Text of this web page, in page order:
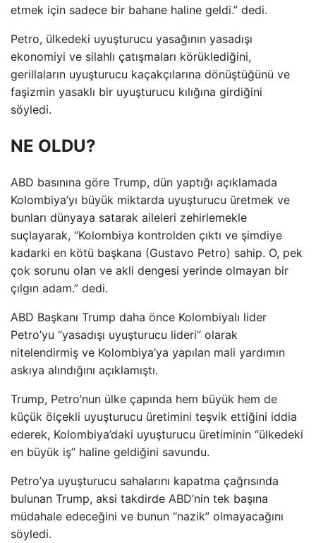
etmek için sadece bir bahane haline geldi.” dedi.
Petro, ülkedeki uyuşturucu yasağının yasadışı
ekonomiyi ve silahlı çatışmaları körüklediğini,
gerillaların uyuşturucu kaçakçılarına dönüştüğünü ve
faşizmin yasaklı bir uyuşturucu kılığına girdiğini
söyledi.
NE OLDU?
ABD basınına göre Trump, dün yaptığı açıklamada
Kolombiya’yı büyük miktarda uyuşturucu üretmek ve
bunları dünyaya satarak aileleri zehirlemekle
suçlayarak, “Kolombiya kontrolden çıktı ve şimdiye
kadarki en kötü başkana (Gustavo Petro) sahip. O, pek
çok sorunu olan ve akli dengesi yerinde olmayan bir
çılgın adam.” dedi.
ABD Başkanı Trump daha önce Kolombiyalı lider
Petro’yu “yasadışı uyuşturucu lideri” olarak
nitelendirmiş ve Kolombiya’ya yapılan mali yardımın
askıya alındığını açıklamıştı.
Trump, Petro’nun ülke çapında hem büyük hem de
küçük ölçekli uyuşturucu üretimini teşvik ettiğini iddia
ederek, Kolombiya’daki uyuşturucu üretiminin “ülkedeki
en büyük iş” haline geldiğini savundu.
Petro’ya uyuşturucu sahalarını kapatma çağrısında
bulunan Trump, aksi takdirde ABD’nin tek başına
müdahale edeceğini ve bunun “nazik” olmayacağını
söyledi.